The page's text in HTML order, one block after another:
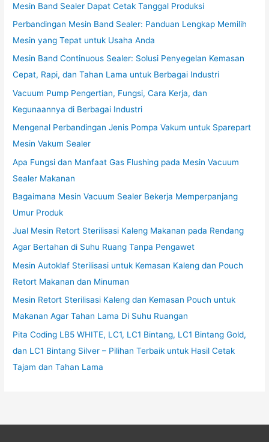
Mesin Band Sealer Dapat Cetak Tanggal Produksi
Perbandingan Mesin Band Sealer: Panduan Lengkap Memilih
Mesin yang Tepat untuk Usaha Anda
Mesin Band Continuous Sealer: Solusi Penyegelan Kemasan
Cepat, Rapi, dan Tahan Lama untuk Berbagai Industri
Vacuum Pump Pengertian, Fungsi, Cara Kerja, dan
Kegunaannya di Berbagai Industri
Mengenal Perbandingan Jenis Pompa Vakum untuk Sparepart
Mesin Vakum Sealer
Apa Fungsi dan Manfaat Gas Flushing pada Mesin Vacuum
Sealer Makanan
Bagaimana Mesin Vacuum Sealer Bekerja Memperpanjang
Umur Produk
Jual Mesin Retort Sterilisasi Kaleng Makanan pada Rendang
Agar Bertahan di Suhu Ruang Tanpa Pengawet
Mesin Autoklaf Sterilisasi untuk Kemasan Kaleng dan Pouch
Retort Makanan dan Minuman
Mesin Retort Sterilisasi Kaleng dan Kemasan Pouch untuk
Makanan Agar Tahan Lama Di Suhu Ruangan
Pita Coding LB5 WHITE, LC1, LC1 Bintang, LC1 Bintang Gold,
dan LC1 Bintang Silver – Pilihan Terbaik untuk Hasil Cetak
Tajam dan Tahan Lama